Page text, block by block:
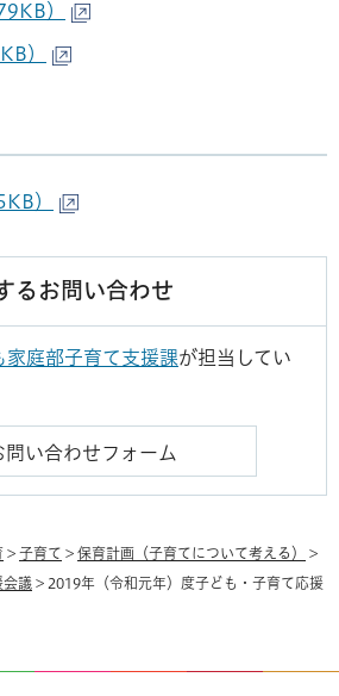
）
）
）
るお問い合わせ
家庭部子育て支援課が担当してい
> 子育て > 保育計画（子育てについて考える） >
会議 > 2019年（令和元年）度子ども・子育て応援